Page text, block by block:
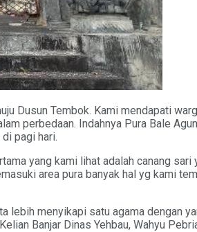
Dusun Tembok. Kami mendapati
perbedaan. Indahnya Pura Bale
pagi hari.
yang kami lihat adalah canang
area pura banyak hal yg kami
lebih menyikapi satu agama dengan
Banjar Dinas Yehbau, Wahyu